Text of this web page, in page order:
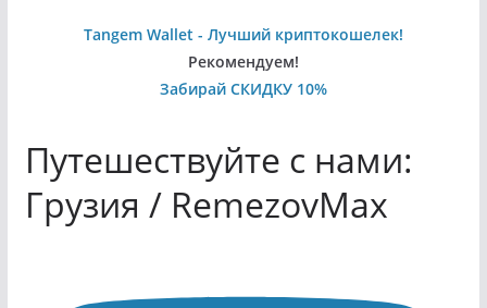
Tangem Wallet - Лучший криптокошелек!
Рекомендуем!
Забирай СКИДКУ 10%
Путешествуйте с нами:
Грузия / RemezovMax